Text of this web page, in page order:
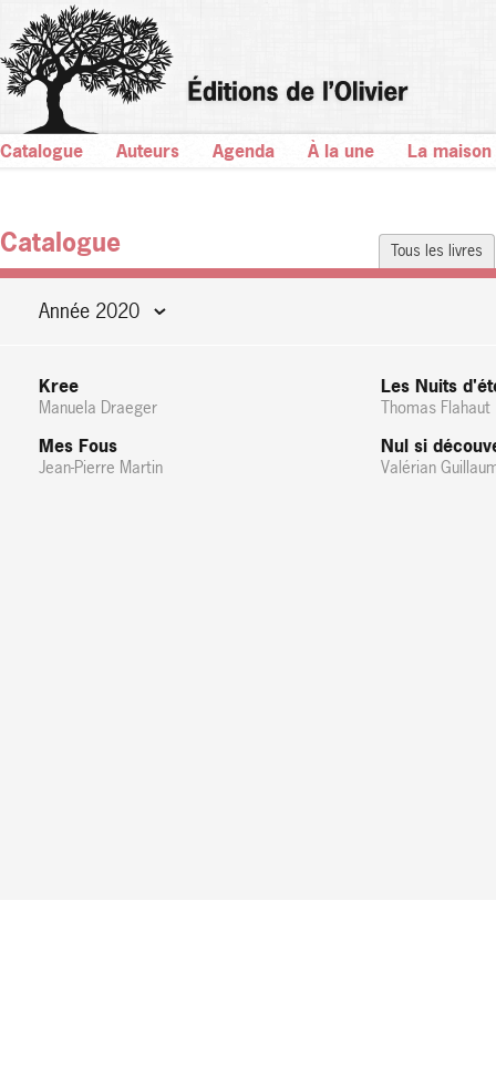
Catalogue Auteurs Agenda À la une La maison
Tous les livres
Catalogue
Année 2020
Kree
Manuela Draeger
Mes Fous
Jean-Pierre Martin
Les Nuits
Thomas Flahaut
Nul si
Valérian